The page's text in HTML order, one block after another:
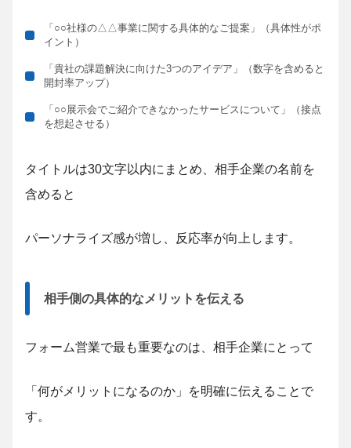
「○○社様の△△事業に関する具体的なご提案」（具体性がポ
イント）
「貴社の課題解決に向けた3つのアイデア」（数字を含めると
開封率アップ）
「○○展示会でご紹介できなかったサービスについて」（接点
を想起させる）
タイトルは30文字以内にまとめ、相手企業の名前を
含めると
パーソナライズ感が増し、反応率が向上します。
相手側の具体的なメリットを伝える
フォーム営業で最も重要なのは、相手企業にとって
「何がメリットになるのか」を明確に伝えることで
す。